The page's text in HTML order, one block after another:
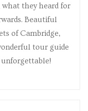
what they heard for
Beautiful
of Cambridge,
tour guide